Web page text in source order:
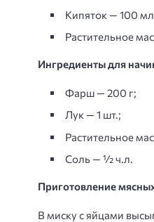
Кипяток — 100
Растительное
Ингредиенты для
Фарш — 200 г;
Лук — 1 шт.;
Растительное
Соль — ½ ч.л.
Приготовление
В миску с яйцами